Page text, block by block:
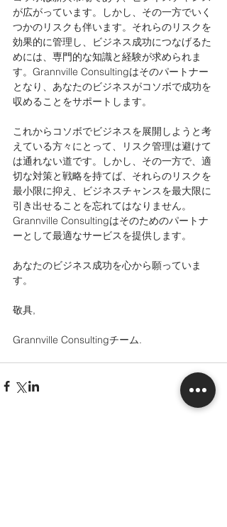
が広がっています。しかし、その一方でいく
つかのリスクも伴います。それらのリスクを
効果的に管理し、ビジネス成功につなげるた
めには、専門的な知識と経験が求められま
す。Grannville Consultingはそのパートナー
となり、あなたのビジネスがコソボで成功を
収めることをサポートします。
これからコソボでビジネスを展開しようと考
えている方々にとって、リスク管理は避けて
は通れない道です。しかし、その一方で、適
切な対策と戦略を持てば、それらのリスクを
最小限に抑え、ビジネスチャンスを最大限に
引き出せることを忘れてはなりません。
Grannville Consultingはそのためのパートナ
ーとして最適なサービスを提供します。
あなたのビジネス成功を心から願っていま
す。
敬具,
Grannville Consultingチーム.